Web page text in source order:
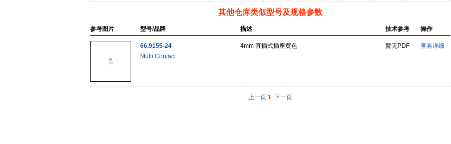
其他仓库类似型号及规格参数
参考图片 型号/品牌 描述 技术参考 操作
66.9155-24
Multi Contact
4mm 直插式插座黄色 暂无PDF 查看详细
上一页 1 下一页